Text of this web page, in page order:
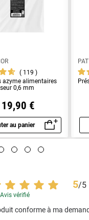
119
azyme alimentaires
0,6 mm
19,90 €
au panier
Aperçu rapide
5/5
Avis vérifié
conforme à ma